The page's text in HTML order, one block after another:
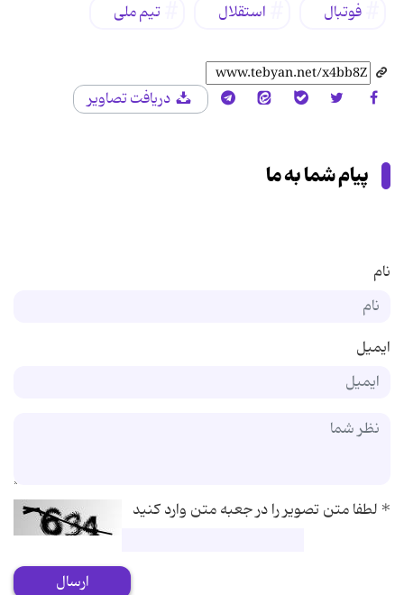
فوتبال استقلال تیم ملی
دریافت تصاویر
پیام شما به ما
نام
ایمیل
*لطفا متن تصویر را در جعبه متن وارد کنید
ارسال